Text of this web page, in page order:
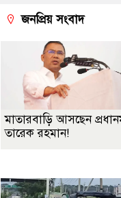
জনপ্রিয় সংবাদ
মাতারবাড়ি আসছেন
তারেক রহমান!